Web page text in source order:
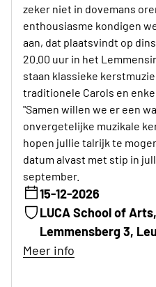
zeker niet in dovemans
enthousiasme kondigen
aan, dat plaatsvindt op
20.00 uur in het
staan klassieke
traditionele Carols en
"Samen willen we er een
onvergetelijke muzikale
hopen jullie talrijk te
datum alvast met stip in
september.
15-12-2026
LUCA School of
Lemmensberg 3,
Meer info